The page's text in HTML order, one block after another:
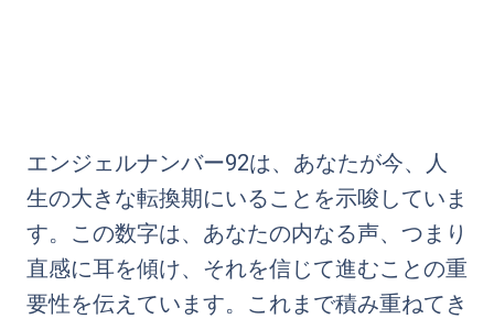
エンジェルナンバー92は、あなたが今、人
生の大きな転換期にいることを示唆していま
す。この数字は、あなたの内なる声、つまり
直感に耳を傾け、それを信じて進むことの重
要性を伝えています。これまで積み重ねてき